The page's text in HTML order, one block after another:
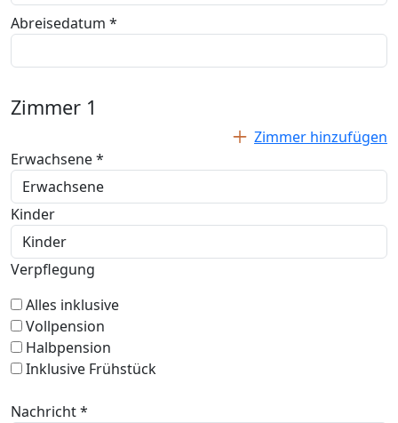
Abreisedatum *
Zimmer 1
Zimmer hinzufügen
Erwachsene *
Kinder
Verpflegung
Alles inklusive
Vollpension
Halbpension
Inklusive Frühstück
Nachricht *